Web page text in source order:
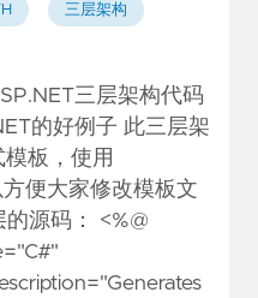
三层架构
三层架构代码
的好例子 此三层架
板，使用
便大家修改模板文
源码： <%@